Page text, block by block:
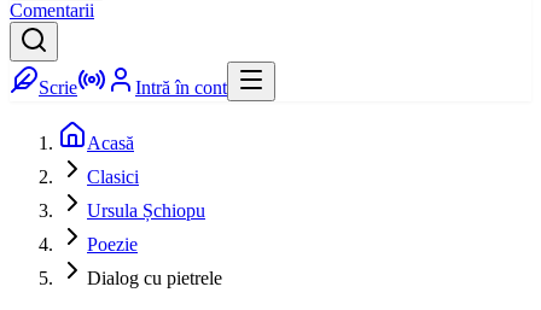
Comentarii
Scrie Intră în cont
Acasă
Clasici
Ursula Șchiopu
Poezie
Dialog cu pietrele